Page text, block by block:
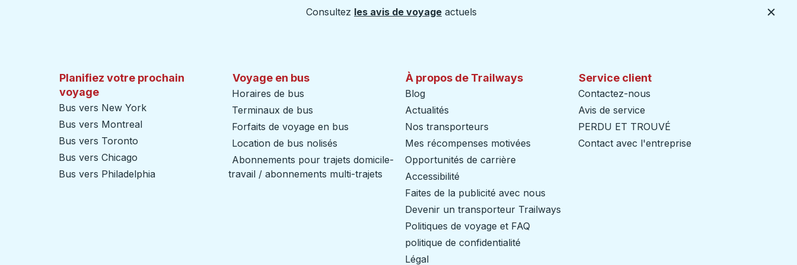
Consultez les avis de voyage actuels
Planifiez votre prochain
voyage
Bus vers New York
Bus vers Montreal
Bus vers Toronto
Bus vers Chicago
Bus vers Philadelphia
Voyage en bus
Horaires de bus
Terminaux de bus
Forfaits de voyage en bus
Location de bus nolisés
Abonnements pour trajets domicile-
travail / abonnements multi-trajets
À propos de Trailways
Blog
Actualités
Nos transporteurs
Mes récompenses motivées
Opportunités de carrière
Accessibilité
Faites de la publicité avec nous
Devenir un transporteur Trailways
Politiques de voyage et FAQ
politique de confidentialité
Légal
Service client
Contactez-nous
Avis de service
PERDU ET TROUVÉ
Contact avec l'entreprise